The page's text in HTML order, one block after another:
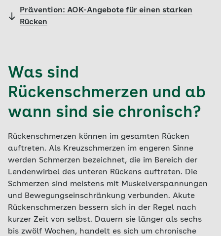
Prävention: AOK-Angebote für einen starken
Rücken
Was sind
Rückenschmerzen und ab
wann sind sie chronisch?
Rückenschmerzen können im gesamten Rücken
auftreten. Als Kreuzschmerzen im engeren Sinne
werden Schmerzen bezeichnet, die im Bereich der
Lendenwirbel des unteren Rückens auftreten. Die
Schmerzen sind meistens mit Muskelverspannungen
und Bewegungseinschränkung verbunden. Akute
Rückenschmerzen bessern sich in der Regel nach
kurzer Zeit von selbst. Dauern sie länger als sechs
bis zwölf Wochen, handelt es sich um chronische